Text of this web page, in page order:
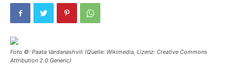
Foto ©: Paata Vardanashvili (Quelle: Wikimedia, Lizenz: Creative Commons
Attribution 2.0 Generic)